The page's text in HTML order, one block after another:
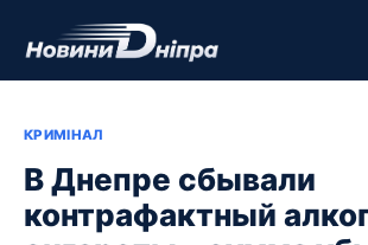
КРИМІНАЛ
В Днепре сбывали
контрафактный